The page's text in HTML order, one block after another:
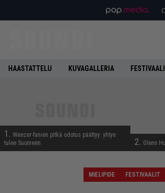
HAASTATTELU KUVAGALLERIA
1. Weezer-fanien pitkä odotus päättyy: yhtye
tulee Suomeen
2. Glenn
MIELIPIDE FESTIVAALIT